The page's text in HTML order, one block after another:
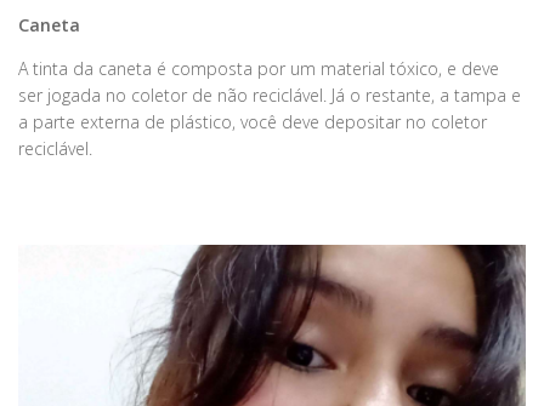
Caneta
A tinta da caneta é composta por um material tóxico, e deve
ser jogada no coletor de não reciclável. Já o restante, a tampa e
a parte externa de plástico, você deve depositar no coletor
reciclável.